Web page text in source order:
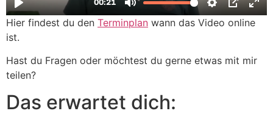
Hier findest du den Terminplan wann das Video online
ist.
Hast du Fragen oder möchtest du gerne etwas mit mir
teilen?
Das erwartet dich: